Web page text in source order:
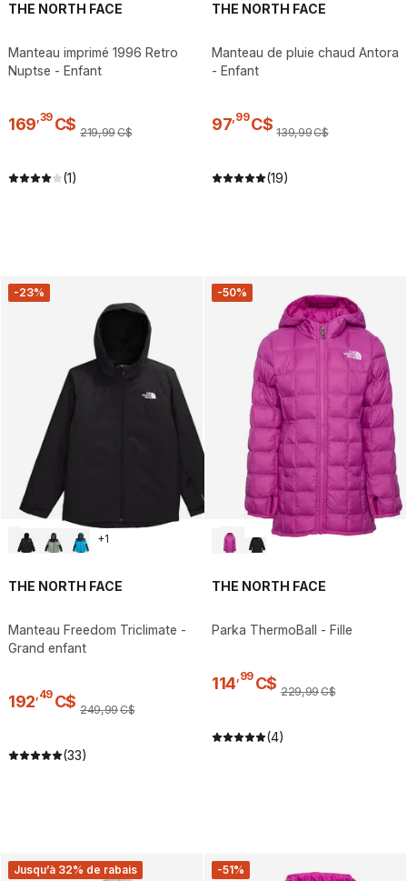
THE NORTH FACE
Manteau imprimé 1996 Retro
Nuptse - Enfant
169,39 C$ 219,99C$
(1)
THE NORTH FACE
Manteau de pluie chaud Antora
- Enfant
97,99C$ 139,99C$
(19)
-23%
+1
THE NORTH FACE
Manteau Freedom Triclimate -
Grand enfant
192 49 C$ 249,99C$
(33)
-50%
THE NORTH FACE
Parka ThermoBall - Fille
114 99 C$ 229,99C$
(4)
Jusqu’à 32% de rabais -51%